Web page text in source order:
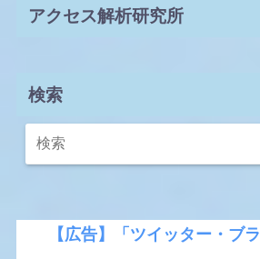
アクセス解析研究所
検索
【広告】「ツイッター・ブ